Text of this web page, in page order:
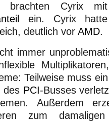
brachten Cyrix
ein. Cyrix hatte
deutlich vor AMD.
immer
Teilweise muss
des PCI-Busses
Außerdem
zum